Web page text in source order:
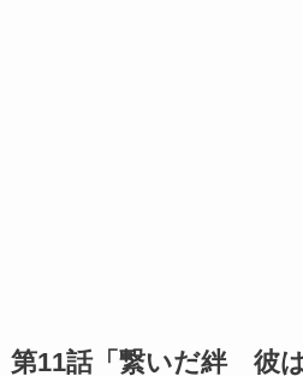
第11話「繋いだ絆 彼